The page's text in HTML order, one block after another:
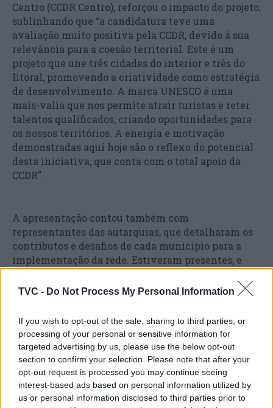
TVC - Do Not Process My Personal Information
If you wish to opt-out of the sale, sharing to third parties, or
processing of your personal or sensitive information for
targeted advertising by us, please use the below opt-out
section to confirm your selection. Please note that after your
opt-out request is processed you may continue seeing
interest-based ads based on personal information utilized by
us or personal information disclosed to third parties prior to
Centro (CCDR Centro), reforçou o impacto do projeto,
sublinhando que “a candidatura teve uma
avaliação muito positiva pela CCDR, devido à sua
relevância para a coesão territorial. Este é um
projeto que une três cidades do interior e três do
litoral, promovendo a criatividade como estratégia
de desenvolvimento. A marca UNESCO é uma
mais-valia que nos permite atrair turistas e reter
talentos qualificados, criando oportunidades para
os nossos territórios. A energia e motivação
demonstradas aqui hoje são o reflexo do potencial
desta iniciativa, que conta com o total apoio da
CCDR”.
A apresentação contou também com
representantes das autarquias, que detalharam os
contributos e desafios de cada município para a
implementação da rede. Estiveram presentes, e
contributos, Armindo Jacinto (presidente da
Henriques (vereadora da Câmara Municipal das
Caldas da Rainha), Hélder Henriques (vice-
presidente da Câmara Municipal de Castelo
Branco), Regina Gouveia (vereadora da Câmara
Municipal da Covilhã), Anabela Graça (vice-
presidente da Câmara Municipal de Leiria)
e Margarida Reis (vereadora na Câmara Municipal